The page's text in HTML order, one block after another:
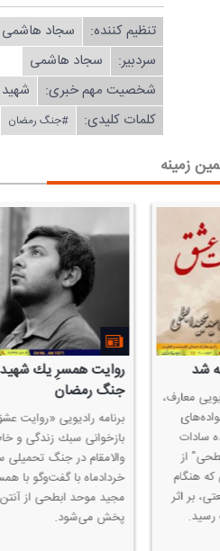
تنظیم كننده:
سجاد هاشمی
سردبیر:
سجاد هاشمی
شخصیت مهم خبری:
کلمات کلیدی:
#جنگ رمضان
زمینه
از همسر
عشق» از رادیو معارف
سادات خاتمی، همسر
می‌باشد كه وی
پهپادی كشور كه در
رژیم صهیونیستی
نائل آمد.
روایتی از
گلستان
ویژه‌برنامه
شاخص و مدافع
پویش ملی
هفدهم و هجدهم
روی آنتن